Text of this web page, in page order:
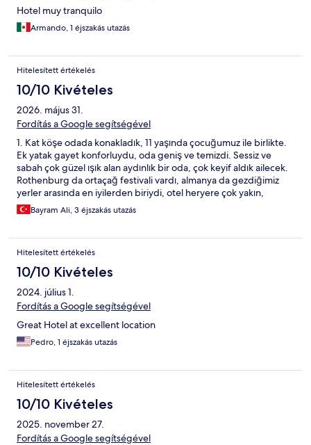
Hotel muy tranquilo
Armando, 1 éjszakás utazás
Hitelesített értékelés
10/10 Kivételes
2026. május 31.
Fordítás a Google segítségével
1. Kat köşe odada konakladık, 11 yaşında çocuğumuz ile birlikte.
Ek yatak gayet konforluydu, oda geniş ve temizdi. Sessiz ve
sabah çok güzel ışık alan aydınlık bir oda, çok keyif aldık ailecek.
Rothenburg da ortaçağ festivali vardı, almanya da gezdiğimiz
yerler arasında en iyilerden biriydi, otel heryere çok yakın,
çalışanlar çok yardımcı. Kesinlikle tavsiye ederiz.
Bayram Ali, 3 éjszakás utazás
Hitelesített értékelés
10/10 Kivételes
2024. július 1.
Fordítás a Google segítségével
Great Hotel at excellent location
Pedro, 1 éjszakás utazás
Hitelesített értékelés
10/10 Kivételes
2025. november 27.
Fordítás a Google segítségével